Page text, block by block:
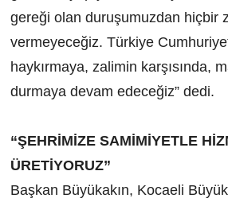
gereği olan duruşumuzdan hiçbir
vermeyeceğiz. Türkiye
haykırmaya, zalimin karşısında,
durmaya devam edeceğiz” dedi.
“ŞEHRİMİZE SAMİMİYETLE
ÜRETİYORUZ”
Başkan Büyükakın, Kocaeli